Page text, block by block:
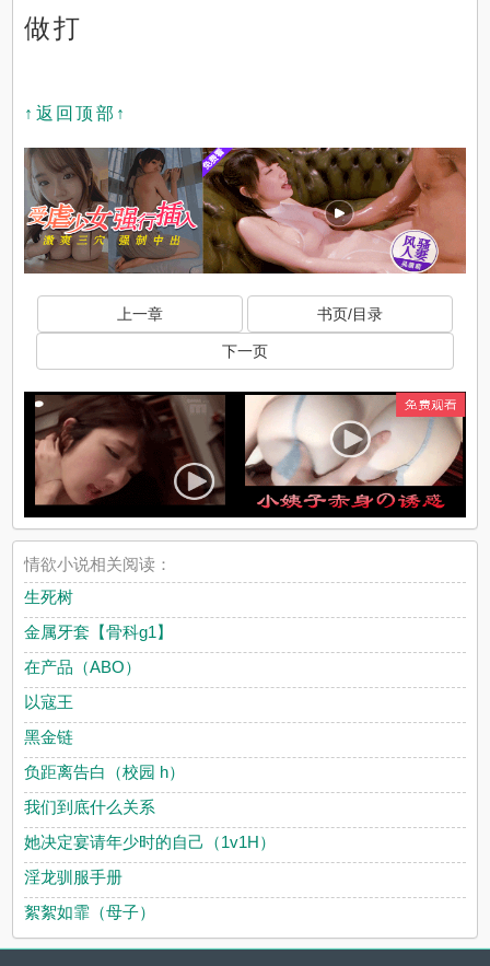
做打
↑返回顶部↑
上一章 书页/目录
下一页
情欲小说相关阅读：
生死树
金属牙套【骨科g1】
在产品（ABO）
以寇王
黑金链
负距离告白（校园 h）
我们到底什么关系
她决定宴请年少时的自己（1v1H）
淫龙驯服手册
絮絮如霏（母子）